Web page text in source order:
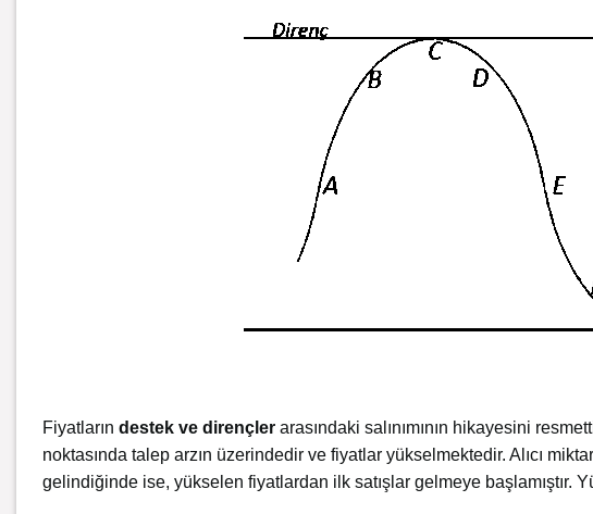
Fiyatların destek ve dirençler arasındaki salınımının hikayesini
noktasında talep arzın üzerindedir ve fiyatlar yükselmektedir. Alıcı
gelindiğinde ise, yükselen fiyatlardan ilk satışlar gelmeye başlamıştır.